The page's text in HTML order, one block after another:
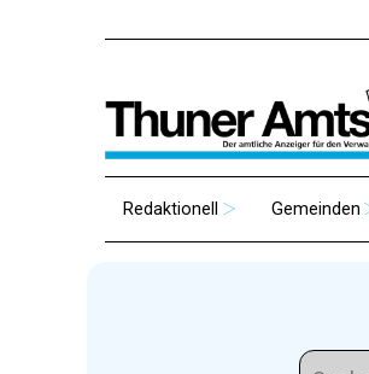
Redaktionell Gemeinden